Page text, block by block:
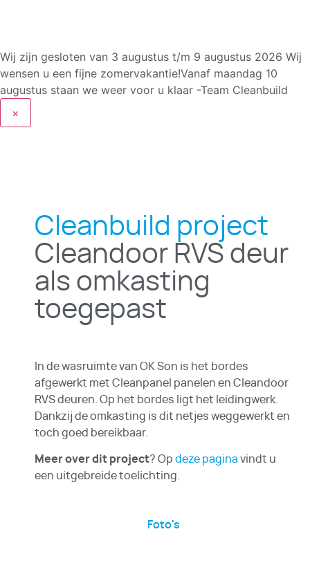
Wij zijn gesloten van 3 augustus t/m 9 augustus 2026 Wij
wensen u een fijne zomervakantie!Vanaf maandag 10
augustus staan we weer voor u klaar -Team Cleanbuild
×
Cleanbuild project
Cleandoor RVS deur
als omkasting
toegepast
In de wasruimte van OK Son is het bordes
afgewerkt met Cleanpanel panelen en Cleandoor
RVS deuren. Op het bordes ligt het leidingwerk.
Dankzij de omkasting is dit netjes weggewerkt en
toch goed bereikbaar.
Meer over dit project? Op deze pagina vindt u
een uitgebreide toelichting.
Foto's